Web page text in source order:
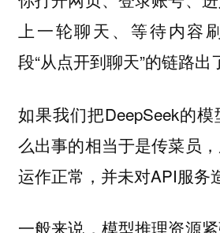
上一轮聊天、等待内容
段“从点开到聊天”的链路出
如果我们把DeepSeek的
么出事的相当于是传菜员
运作正常，并未对API服务
一般来说，模型推理资源